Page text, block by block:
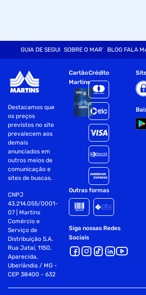
Propylene Carbonate
Isopropyl Myristate
Triclosan
Butylphenyl Methylpropional
Citronellol
Coumarin
Geraniol
Limonene
Linalool
Modo de Uso:
Aplique somente sobre a superfície seca
da pele. Usar somente nas áreas
GUIA DE SEGURANÇASOBRE O MARTINSBLOG FALA
Destacamos que
os preços
previstos no site
prevalecem aos
demais
anunciados em
outros meios de
comunicação e
sites de buscas.
CNPJ
43.214.055/0001-
07 | Martins
Comércio e
Serviço de
Distribuição S.A.
Rua Jataí, 1150,
Aparecida,
Uberlândia / MG -
CEP 38400 - 632
Cartão
Martins
Crédito
Outras formas
Siga nossas Redes
Sociais